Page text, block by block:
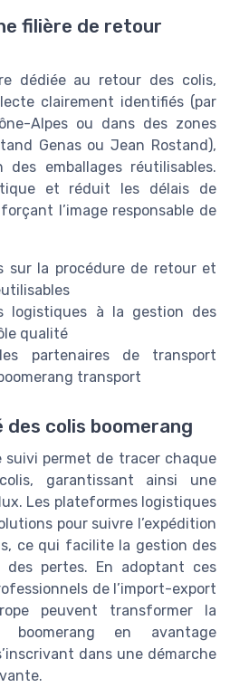
filière de retour
dédiée au retour des colis,
clairement identifiés (par
Alpes ou dans des zones
Genas ou Jean Rostand),
emballages réutilisables.
et réduit les délais de
l’image responsable de
sur la procédure de retour et
logistiques à la gestion des
qualité
partenaires de transport
transport
colis boomerang
suivi permet de tracer chaque
garantissant ainsi une
Les plateformes logistiques
pour suivre l’expédition
ce qui facilite la gestion des
pertes. En adoptant ces
de l’import-export
peuvent transformer la
en avantage
dans une démarche